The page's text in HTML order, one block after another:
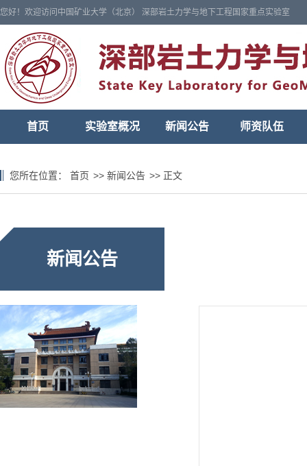
您好！欢迎访问中国矿业大学（北京） 深部岩土力学与地下工程国家重点实验室
首页 实验室概况 新闻公告 师资队伍
您所在位置： 首页 >> 新闻公告 >> 正文
新闻公告